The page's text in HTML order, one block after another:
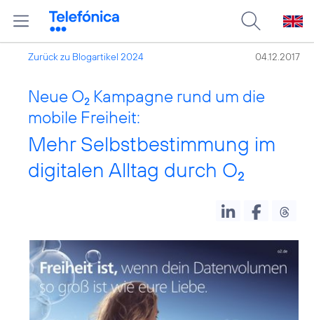
Zurück zu Blogartikel 2024 04.12.2017
Neue O2 Kampagne rund um die
mobile Freiheit:
Mehr Selbstbestimmung im
digitalen Alltag durch O2